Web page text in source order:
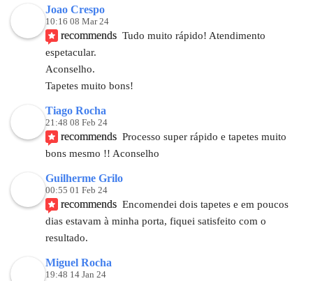
Joao Crespo
10:16 08 Mar 24
recommends Tudo muito rápido! Atendimento
espetacular.
Aconselho.
Tapetes muito bons!
Tiago Rocha
21:48 08 Feb 24
recommends Processo super rápido e tapetes muito
bons mesmo !! Aconselho
Guilherme Grilo
00:55 01 Feb 24
recommends Encomendei dois tapetes e em poucos
dias estavam à minha porta, fiquei satisfeito com o
resultado.
Miguel Rocha
19:48 14 Jan 24